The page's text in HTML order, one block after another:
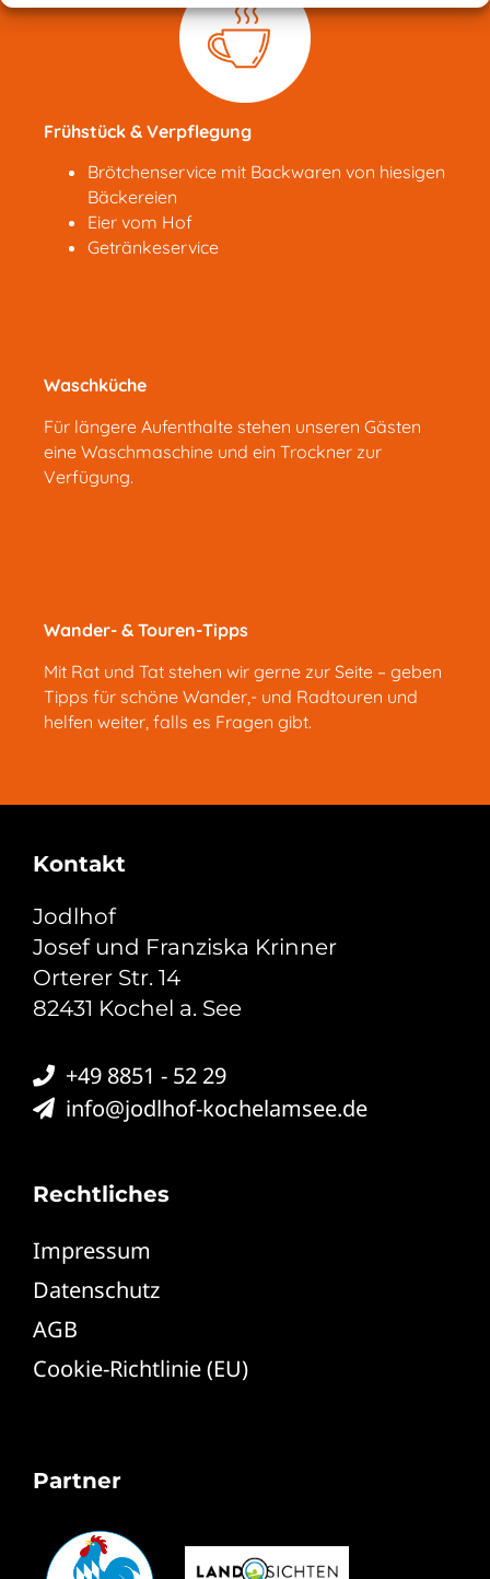
Frühstück & Verpflegung
Brötchenservice mit Backwaren von hiesigen
Bäckereien
Eier vom Hof
Getränkeservice
Waschküche
Für längere Aufenthalte stehen unseren Gästen
eine Waschmaschine und ein Trockner zur
Verfügung.
Wander- & Touren-Tipps
Mit Rat und Tat stehen wir gerne zur Seite – geben
Tipps für schöne Wander,- und Radtouren und
helfen weiter, falls es Fragen gibt.
Kontakt
Jodlhof
Josef und Franziska Krinner
Orterer Str. 14
82431 Kochel a. See
+49 8851 - 52 29
info@jodlhof-kochelamsee.de
Rechtliches
Impressum
Datenschutz
AGB
Cookie-Richtlinie (EU)
Partner